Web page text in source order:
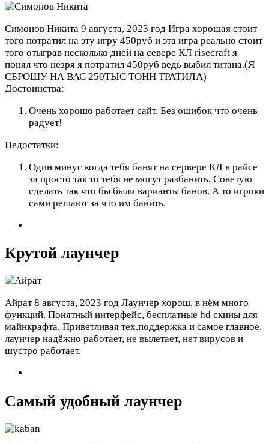
Симонов Никита 9 августа, 2023 год Игра хорошая стоит
того потратил на эту игру 450руб и эта игра реально стоит
того отыграв несколько дней на севере КЛ risecraft я
понял что незря я потратил 450руб ведь выбил титана.(Я
СБРОШУ НА ВАС 250ТЫС ТОНН ТРАТИЛА)
Достоинства:
Очень хорошо работает сайт. Без ошибок что очень
радует!
Недостатки:
Один минус когда тебя банят на сервере КЛ в райсе
за просто так то тебя не могут разбанить. Советую
сделать так что бы были варианты банов. А то игроки
сами решают за что им банить.
Крутой лаунчер
Айрат 8 августа, 2023 год Лаунчер хорош, в нём много
функций. Понятный интерфейс, бесплатные hd скины для
майнкрафта. Приветливая тех.поддержка и самое главное,
лаунчер надёжно работает, не вылетает, нет вирусов и
шустро работает.
Самый удобный лаунчер